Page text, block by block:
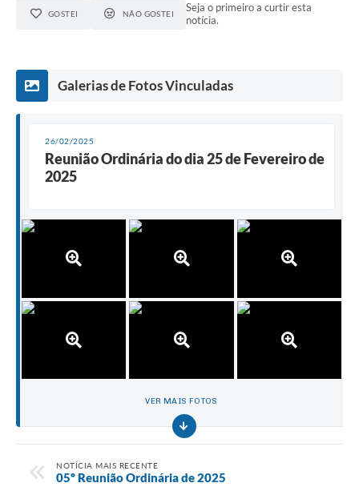
GOSTEI NÃO GOSTEI
Seja o primeiro a curtir esta
notícia.
Galerias de Fotos Vinculadas
26/02/2025
Reunião Ordinária do dia 25 de Fevereiro de
2025
VER MAIS FOTOS
NOTÍCIA MAIS RECENTE
05º Reunião Ordinária de 2025